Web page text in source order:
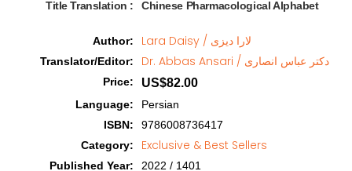
Title Translation : Chinese Pharmacological Alphabet
Author: Lara Daisy / لارا دیزی
Translator/Editor: Dr. Abbas Ansari / دکتر عباس انصاری
Price: US$82.00
Language:
Persian
ISBN:
9786008736417
Category: Exclusive & Best Sellers
Published Year:
2022 / 1401